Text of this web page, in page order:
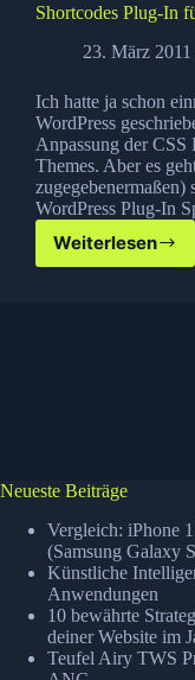
Shortcodes Plug-In
23. März 2011
Ich hatte ja schon
WordPress
Anpassung der CSS
Themes. Aber es
WordPress Plug-In
Weiterlesen
Neueste Beiträge
Vergleich: iPhone
(Samsung Galaxy
Künstliche
Anwendungen
10 bewährte
deiner Website im
Teufel Airy TWS